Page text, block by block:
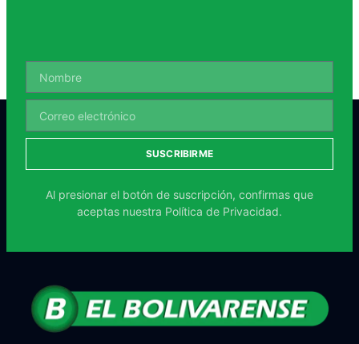
SUSCRIBIRME
Al presionar el botón de suscripción, confirmas que
aceptas nuestra Política de Privacidad.